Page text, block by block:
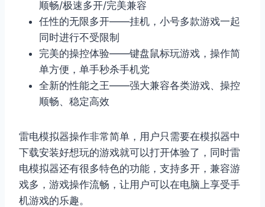
顺畅/极速多开/完美兼容
任性的无限多开——挂机，小号多款游戏一起
同时进行不受限制
完美的操控体验——键盘鼠标玩游戏，操作简
单方便，单手秒杀手机党
全新的性能之王——强大兼容各类游戏、操控
顺畅、稳定高效
雷电模拟器操作非常简单，用户只需要在模拟器中
下载安装好想玩的游戏就可以打开体验了，同时雷
电模拟器还有很多特色的功能，支持多开，兼容游
戏多，游戏操作流畅，让用户可以在电脑上享受手
机游戏的乐趣。